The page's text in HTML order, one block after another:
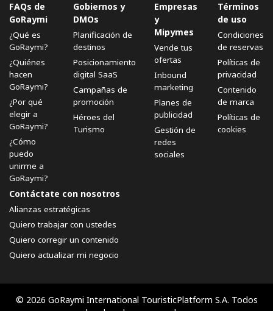
FAQs de
GoRaymi
¿Qué es
GoRaymi?
¿Quiénes
hacen
GoRaymi?
¿Por qué
elegir a
GoRaymi?
¿Cómo
puedo
unirme a
GoRaymi?
Gobiernos y
DMOs
Planificación de
destinos
Posicionamiento
digital SaaS
Campañas de
promoción
Héroes del
Turismo
Empresas
y
Mipymes
Vende tus
ofertas
Inbound
marketing
Planes de
publicidad
Gestión de
redes
sociales
Términos
de uso
Condiciones
de reservas
Políticas de
privacidad
Contenido
de marca
Políticas de
cookies
Contáctate con nosotros
Alianzas estratégicas
Quiero trabajar con ustedes
Quiero corregir un contenido
Quiero actualizar mi negocio
© 2026 GoRaymi International TouristicPlatform S.A. Todos